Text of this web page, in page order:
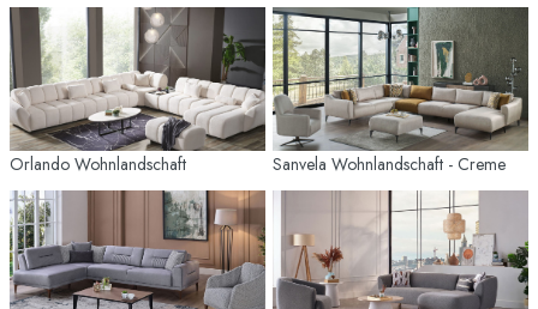
Orlando Wohnlandschaft Sanvela Wohnlandschaft - Creme